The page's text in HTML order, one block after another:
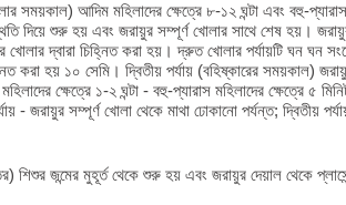
সময়কাল) আদিম মহিলাদের ক্ষেত্রে ৮-১২ ঘন্টা এবং বহু-
দিয়ে শুরু হয় এবং জরায়ুর সম্পূর্ণ খোলার সাথে শেষ হয়।
খোলার দ্বারা চিহ্নিত করা হয়। দ্রুত খোলার পর্যায়টি ঘন ঘন
করা হয় ১০ সেমি। দ্বিতীয় পর্যায় (বহিষ্কারের সময়কাল)
ক্ষেত্রে ১-২ ঘন্টা - বহু-প্যারাস মহিলাদের ক্ষেত্রে ৫
- জরায়ুর সম্পূর্ণ খোলা থেকে মাথা ঢোকানো পর্যন্ত; দ্বিতীয়
শিশুর জন্মের মুহূর্ত থেকে শুরু হয় এবং জরায়ুর দেয়াল থেকে